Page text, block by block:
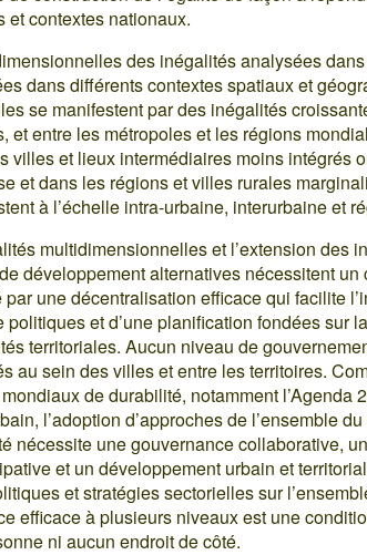
et contextes nationaux.
des inégalités analysées
dans différents contextes spatiaux et
se manifestent par des inégalités
et entre les métropoles et les régions
villes et lieux intermédiaires moins intégrés
et dans les régions et villes rurales
à l’échelle intra-urbaine, interurbaine et
multidimensionnelles et l’extension des
développement alternatives nécessitent un
une décentralisation efficace qui facilite
et d’une planification fondées sur
territoriales. Aucun niveau de
au sein des villes et entre les territoires.
de durabilité, notamment l’Agenda
l’adoption d’approches de l’ensemble
nécessite une gouvernance collaborative,
et un développement urbain et
et stratégies sectorielles sur
efficace à plusieurs niveaux est une
ni aucun endroit de côté.